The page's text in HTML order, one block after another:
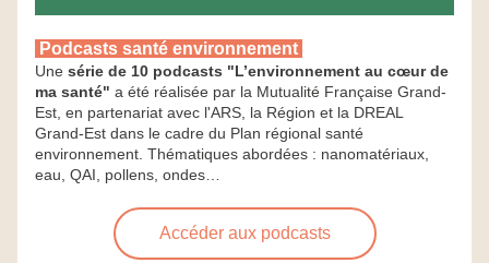
Podcasts santé environnement
Une série de 10 podcasts "L’environnement au cœur de
ma santé" a été réalisée par la Mutualité Française Grand-
Est, en partenariat avec l'ARS, la Région et la DREAL
Grand-Est dans le cadre du Plan régional santé
environnement. Thématiques abordées : nanomatériaux,
eau, QAI, pollens, ondes…
Accéder aux podcasts